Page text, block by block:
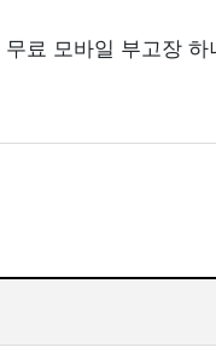
무료 모바일 부고장